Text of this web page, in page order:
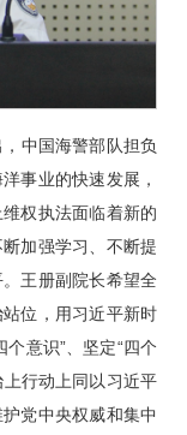
中国海警部队担负
事业的快速发展，
权执法面临着新的
加强学习、不断提
王册副院长希望全
位，用习近平新时
意识”、坚定“四个
上行动上同以习近平
党中央权威和集中